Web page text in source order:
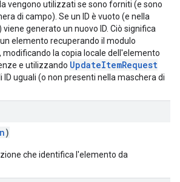
vengono utilizzati se sono forniti (e sono
di campo). Se un ID è vuoto (e nella
generato un nuovo ID. Ciò significa
elemento recuperando il modulo
, modificando la copia locale dell'elemento
e utilizzando UpdateItemRequest
ID uguali (o non presenti nella maschera di
)
che identifica l'elemento da